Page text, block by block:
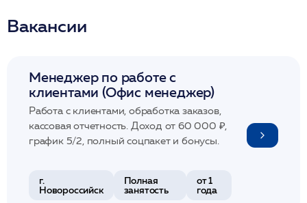
Вакансии
Менеджер по работе с
клиентами (Офис менеджер)
Работа с клиентами, обработка заказов,
кассовая отчетность. Доход от 60 000 ₽,
график 5/2, полный соцпакет и бонусы.
г.
Новороссийск
Полная
занятость
от 1
года